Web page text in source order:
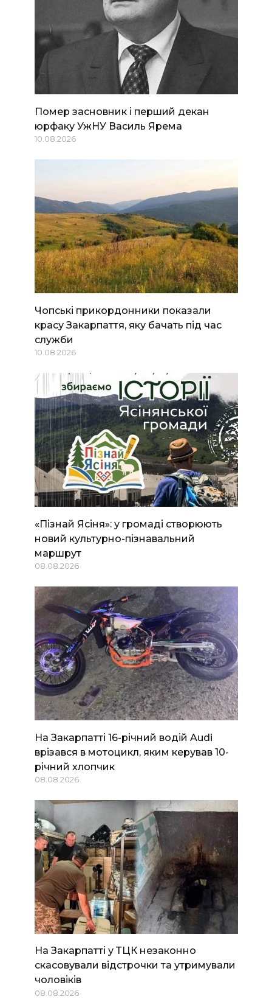
Помер засновник і перший декан
юрфаку УжНУ Василь Ярема
10.08.2026
Чопські прикордонники показали
красу Закарпаття, яку бачать під час
служби
10.08.2026
«Пізнай Ясіня»: у громаді створюють
новий культурно-пізнавальний
маршрут
08.08.2026
На Закарпатті 16-річний водій Audi
врізався в мотоцикл, яким керував 10-
річний хлопчик
08.08.2026
На Закарпатті у ТЦК незаконно
скасовували відстрочки та утримували
чоловіків
08.08.2026